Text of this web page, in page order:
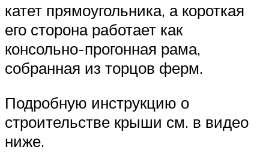
катет прямоугольника, а короткая
его сторона работает как
консольно-прогонная рама,
собранная из торцов ферм.
Подробную инструкцию о
строительстве крыши см. в видео
ниже.